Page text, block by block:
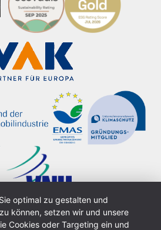
optimal zu gestalten und
können, setzen wir und unsere
Cookies oder Targeting ein und